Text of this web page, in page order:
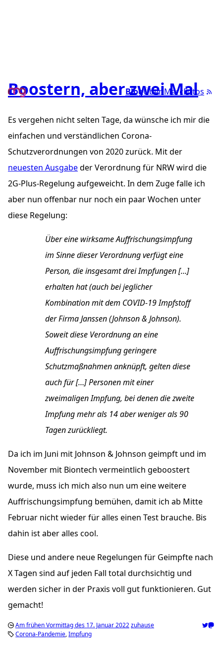
BlogÜber MarcFotos
Boostern, aber zwei Mal
Es vergehen nicht selten Tage, da wünsche ich mir die
einfachen und verständlichen Corona-
Schutzverordnungen von 2020 zurück. Mit der
neuesten Ausgabeder Verordnung für NRWwird die
2G-Plus-Regelung aufgeweicht. In dem Zuge falle ich
aber nun offenbar nur noch ein paar Wochen unter
diese Regelung:
Über eine wirksame Auffrischungsimpfung
im Sinne dieser Verordnung verfügt eine
Person, die insgesamt drei Impfungen […]
erhalten hat (auch bei jeglicher
Kombination mit dem COVID-19 Impfstoff
der Firma Janssen (Johnson & Johnson).
Soweit diese Verordnung an eine
Auffrischungsimpfung geringere
Schutzmaßnahmen anknüpft, gelten diese
auch für […] Personen mit einer
zweimaligen Impfung, bei denen die zweite
Impfung mehr als 14 aber weniger als 90
Tagen zurückliegt.
Da ich im Juni mit Johnson & Johnson geimpft und im
November mit Biontech vermeintlich geboostert
wurde, muss ich mich also nun um eine weitere
Auffrischungsimpfung bemühen, damit ich ab Mitte
Februar nicht wieder für alles einen Test brauche. Bis
dahin ist aber alles cool.
Diese und andere neue Regelungen für Geimpfte nach
X Tagen sind auf jeden Fall total durchsichtig und
werden sicher in der Praxis voll gut funktionieren. Gut
gemacht!
Am frühen Vormittag des 17. Januar 2022zuhause
Corona-Pandemie Impfung